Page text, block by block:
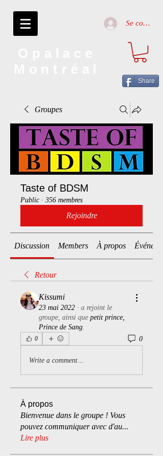
Se connecter
Share
Groupes
Taste of BDSM
Public · 356 membres
Rejoindre
Discussion Members À propos
Retour
Kissumi
23 mai 2022 · a rejoint le
groupe, ainsi que petit prince,
Prince de Sang.
0 0
Write a comment...
À propos
Bienvenue dans le groupe ! Vous
pouvez communiquer avec d'au...
Lire plus